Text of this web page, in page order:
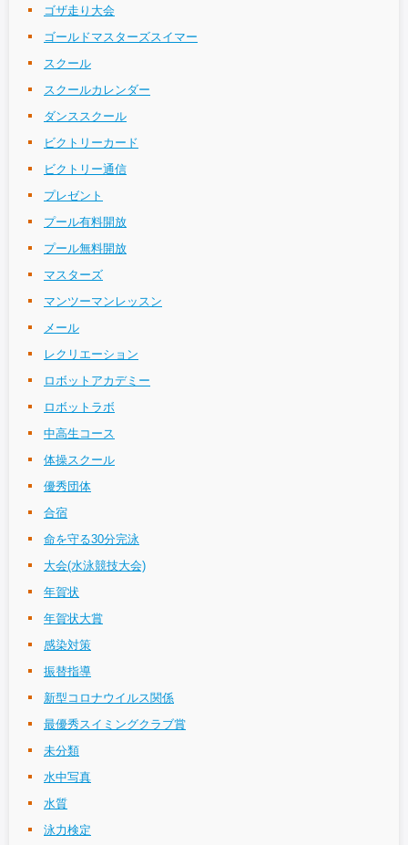
ゴザ走り大会
ゴールドマスターズスイマー
スクール
スクールカレンダー
ダンススクール
ビクトリーカード
ビクトリー通信
プレゼント
プール有料開放
プール無料開放
マスターズ
マンツーマンレッスン
メール
レクリエーション
ロボットアカデミー
ロボットラボ
中高生コース
体操スクール
優秀団体
合宿
命を守る30分完泳
大会(水泳競技大会)
年賀状
年賀状大賞
感染対策
振替指導
新型コロナウイルス関係
最優秀スイミングクラブ賞
未分類
水中写真
水質
泳力検定